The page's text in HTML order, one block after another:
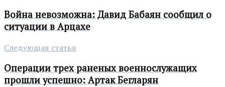
Война невозможна: Давид Бабаян сообщил о
ситуации в Арцахе
Следующая статья
Операции трех раненых военнослужащих
прошли успешно: Артак Бегларян